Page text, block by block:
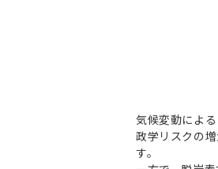
気候変動によ
政学リスクの
す。